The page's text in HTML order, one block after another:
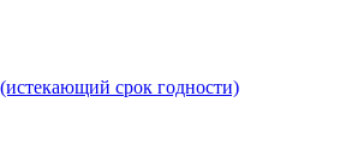
срок годности)